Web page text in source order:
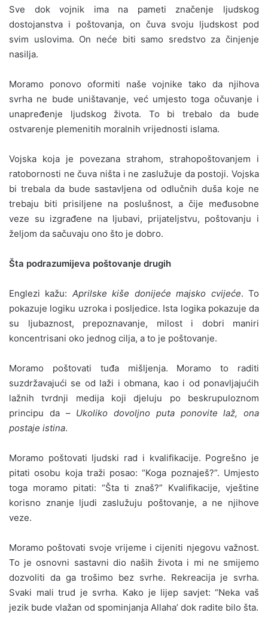
Sve dok vojnik ima na pameti značenje ljudskog
dostojanstva i poštovanja, on čuva svoju ljudskost pod
svim uslovima. On neće biti samo sredstvo za činjenje
nasilja.
Moramo ponovo oformiti naše vojnike tako da njihova
svrha ne bude uništavanje, već umjesto toga očuvanje i
unapređenje ljudskog života. To bi trebalo da bude
ostvarenje plemenitih moralnih vrijednosti islama.
Vojska koja je povezana strahom, strahopoštovanjem i
ratobornosti ne čuva ništa i ne zaslužuje da postoji. Vojska
bi trebala da bude sastavljena od odlučnih duša koje ne
trebaju biti prisiljene na poslušnost, a čije međusobne
veze su izgrađene na ljubavi, prijateljstvu, poštovanju i
željom da sačuvaju ono što je dobro.
Šta podrazumijeva poštovanje drugih
Englezi kažu: Aprilske kiše donijeće majsko cvijeće. To
pokazuje logiku uzroka i posljedice. Ista logika pokazuje da
su ljubaznost, prepoznavanje, milost i dobri maniri
koncentrisani oko jednog cilja, a to je poštovanje.
Moramo poštovati tuđa mišljenja. Moramo to raditi
suzdržavajući se od laži i obmana, kao i od ponavljajućih
lažnih tvrdnji medija koji djeluju po beskrupuloznom
principu da – Ukoliko dovoljno puta ponovite laž, ona
postaje istina.
Moramo poštovati ljudski rad i kvalifikacije. Pogrešno je
pitati osobu koja traži posao: “Koga poznaješ?”. Umjesto
toga moramo pitati: “Šta ti znaš?” Kvalifikacije, vještine
korisno znanje ljudi zaslužuju poštovanje, a ne njihove
veze.
Moramo poštovati svoje vrijeme i cijeniti njegovu važnost.
To je osnovni sastavni dio naših života i mi ne smijemo
dozvoliti da ga trošimo bez svrhe. Rekreacija je svrha.
Svaki mali trud je svrha. Kako je lijep savjet: “Neka vaš
jezik bude vlažan od spominjanja Allaha’ dok radite bilo šta.